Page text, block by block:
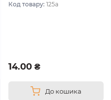
Код товару: 125а
14.00 ₴
До кошика